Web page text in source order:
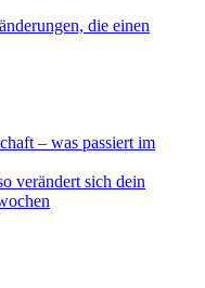
die einen
– was passiert im
verändert sich dein